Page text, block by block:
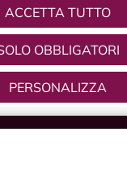
ACCETTA TUTTO
OBBLIGATORI
PERSONALIZZA